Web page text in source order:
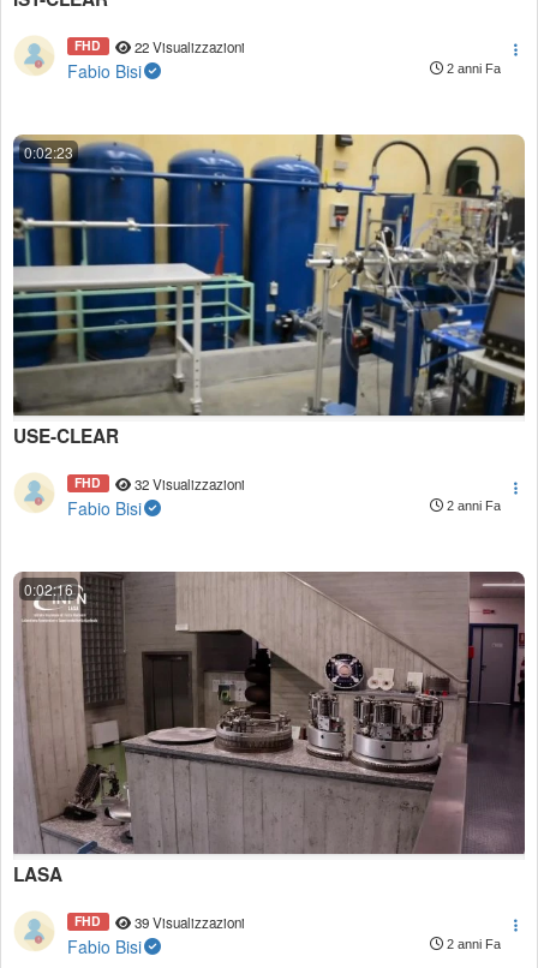
FHD 22 Visualizzazioni
Fabio Bisi 2 anni Fa
0:02:23
USE-CLEAR
FHD 32 Visualizzazioni
Fabio Bisi 2 anni Fa
0:02:16
LASA
FHD 39 Visualizzazioni
Fabio Bisi 2 anni Fa